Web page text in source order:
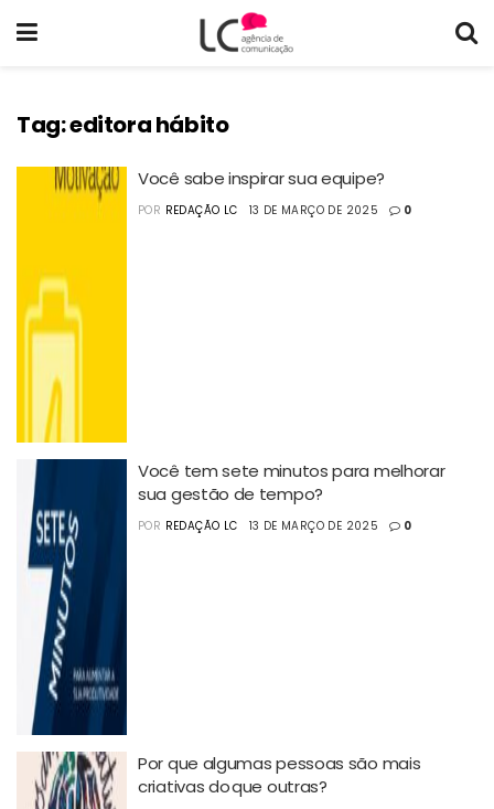
Tag:editora hábito
Você sabe inspirar sua equipe?
POR REDAÇÃO LC 13 DE MARÇO DE 2025 0
Você tem sete minutos para melhorar
sua gestão de tempo?
POR REDAÇÃO LC 13 DE MARÇO DE 2025 0
Por que algumas pessoas são mais
criativas do que outras?